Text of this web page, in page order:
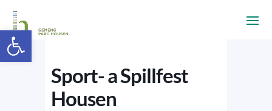
Sport- a Spillfest
Housen
Ouvrir la barre d’outils